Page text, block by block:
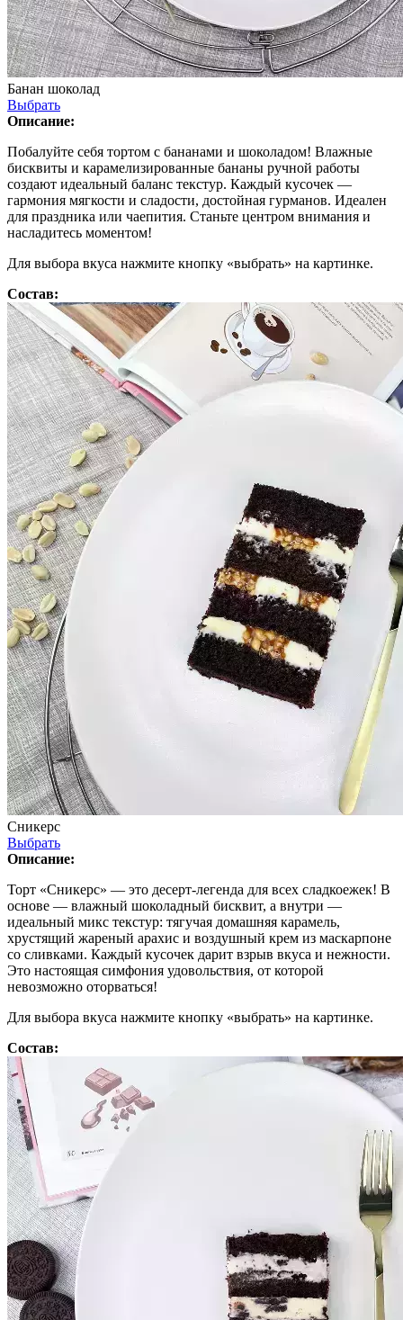
Банан шоколад
Выбрать
Описание:
Побалуйте себя тортом с бананами и шоколадом! Влажные
бисквиты и карамелизированные бананы ручной работы
создают идеальный баланс текстур. Каждый кусочек —
гармония мягкости и сладости, достойная гурманов. Идеален
для праздника или чаепития. Станьте центром внимания и
насладитесь моментом!
Для выбора вкуса нажмите кнопку «выбрать» на картинке.
Состав:
Сникерс
Выбрать
Описание:
Торт «Сникерс» — это десерт-легенда для всех сладкоежек! В
основе — влажный шоколадный бисквит, а внутри —
идеальный микс текстур: тягучая домашняя карамель,
хрустящий жареный арахис и воздушный крем из маскарпоне
со сливками. Каждый кусочек дарит взрыв вкуса и нежности.
Это настоящая симфония удовольствия, от которой
невозможно оторваться!
Для выбора вкуса нажмите кнопку «выбрать» на картинке.
Состав: